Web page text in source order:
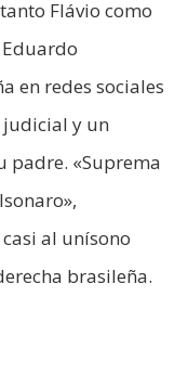
Flávio como
en redes sociales
y un
padre. «Suprema
al unísono
brasileña.